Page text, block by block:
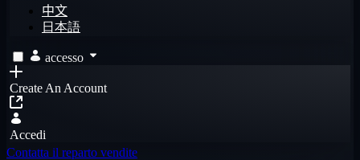
中文
日本語
accesso
Create An Account
Accedi
Contatta il reparto vendite